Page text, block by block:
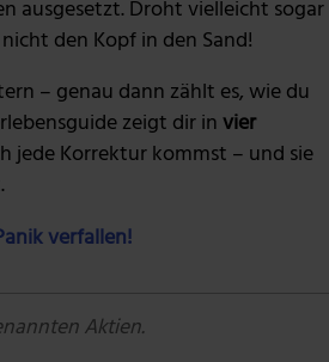
ausgesetzt. Droht vielleicht sogar
den Kopf in den Sand!
– genau dann zählt es, wie du
zeigt dir invier
jede Korrektur kommst – und sie
verfallen!
Aktien.